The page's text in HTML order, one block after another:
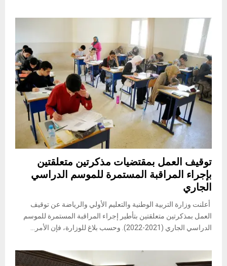
توقيف العمل بمقتضيات مذكرتين متعلقتين
بإجراء المراقبة المستمرة للموسم الدراسي
الجاري
أعلنت وزارة التربية الوطنية والتعليم الأولي والرياضة عن توقيف
العمل بمذكرتين متعلقتين بتأطير إجراء المراقبة المستمرة للموسم
الدراسي الجاري (2021-2022). وحسب بلاغ للوزارة، فإن الأمر...